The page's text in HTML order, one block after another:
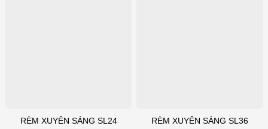
RÈM XUYÊN SÁNG SL24 RÈM XUYÊN SÁNG SL36